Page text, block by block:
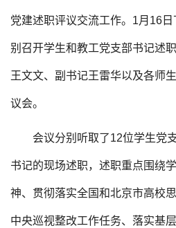
党建述职评议交流工作。1月16
别召开学生和教工党支部书记述
王文文、副书记王雷华以及各师
议会。
会议分别听取了12位学生党
书记的现场述职，述职重点围绕
神、贯彻落实全国和北京市高校
中央巡视整改工作任务、落实基